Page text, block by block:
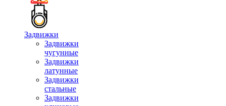
Задвижки
Задвижки
чугунные
Задвижки
латунные
Задвижки
стальные
Задвижки